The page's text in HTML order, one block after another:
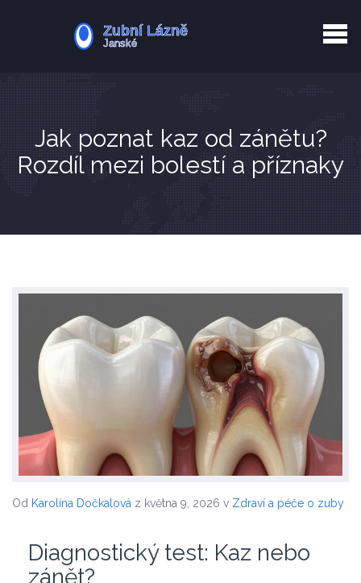
Zotavení po extrakci
Jak poznat kaz od zánětu?
Rozdíl mezi bolestí a příznaky
Od Karolína Dočkalová z května 9, 2026 v Zdraví a péče o zuby
Diagnostický test: Kaz nebo
zánět?